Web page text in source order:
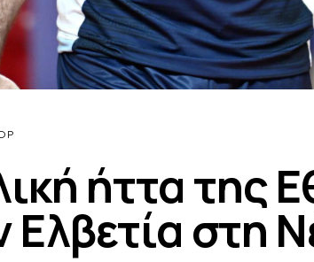
ήττα της
Ελβετία στη